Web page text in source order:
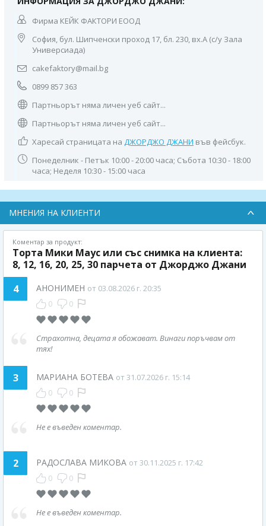
Фирма КЕЙК ФАКТОРИ ЕООД
София, бул. Шипченски проход 17, бл. 230, вх.А (с/у Зала
Универсиада)
cakefaktory@mail.bg
0899 857 363
Партньорът няма личен уеб сайт...
Партньорът няма личен уеб сайт...
Харесай страницата на ДЖОРДЖО ДЖАНИ във фейсбук.
Понеделник - Петък 10:00 - 20:00 часа; Събота 10:30 - 18:00
часа; Неделя 10:30 - 15:00 часа
МНЕНИЯ НА КЛИЕНТИ
Коментар за продукт:
Торта Мики Маус или със снимка на клиента:
8, 12, 16, 20, 25, 30 парчета от Джорджо Джани
4
АНОНИМЕН от 03.08.2026 г. 20:35
0 0
Страхотна, децата я обожават. Винаги поръчвам от
тях!
3 МАРИАНА БОТЕВА от 31.07.2026 г. 15:14
0 0
Не е въведен коментар.
2 РАДОСЛАВА МИКОВА от 30.11.2025 г. 17:42
0 0
Не е въведен коментар.